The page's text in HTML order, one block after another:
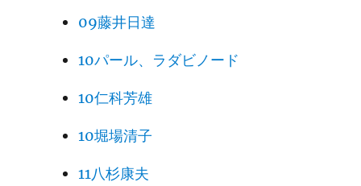
09藤井日達
10パール、ラダビノード
10仁科芳雄
10堀場清子
11八杉康夫